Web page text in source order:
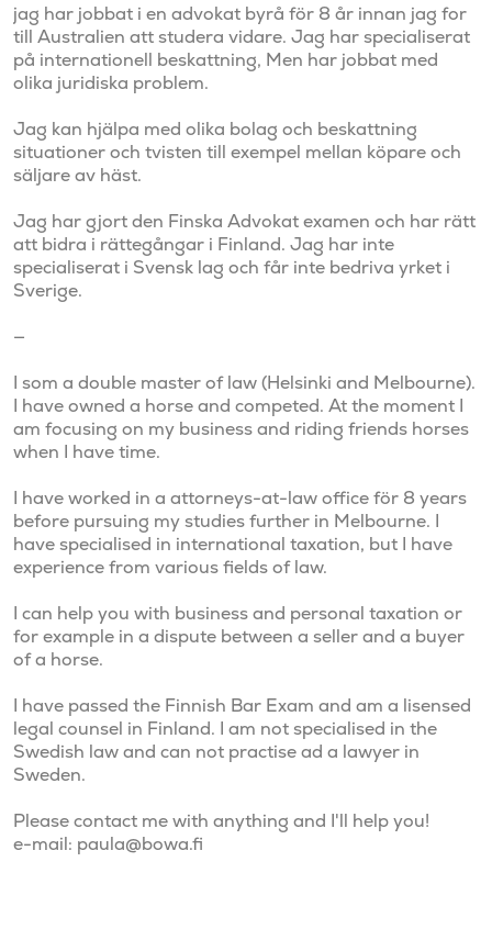
jag har jobbat i en advokat byrå för 8 år innan jag for
till Australien att studera vidare. Jag har specialiserat
på internationell beskattning, Men har jobbat med
olika juridiska problem.
Jag kan hjälpa med olika bolag och beskattning
situationer och tvisten till exempel mellan köpare och
säljare av häst.
Jag har gjort den Finska Advokat examen och har rätt
att bidra i rättegångar i Finland. Jag har inte
specialiserat i Svensk lag och får inte bedriva yrket i
Sverige.
—
I som a double master of law (Helsinki and Melbourne).
I have owned a horse and competed. At the moment I
am focusing on my business and riding friends horses
when I have time.
I have worked in a attorneys-at-law office för 8 years
before pursuing my studies further in Melbourne. I
have specialised in international taxation, but I have
experience from various fields of law.
I can help you with business and personal taxation or
for example in a dispute between a seller and a buyer
of a horse.
I have passed the Finnish Bar Exam and am a lisensed
legal counsel in Finland. I am not specialised in the
Swedish law and can not practise ad a lawyer in
Sweden.
Please contact me with anything and I'll help you!